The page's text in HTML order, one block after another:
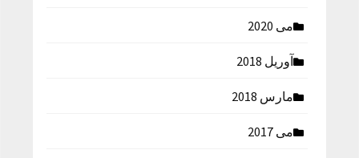
می 2020
آوریل 2018
مارس 2018
می 2017